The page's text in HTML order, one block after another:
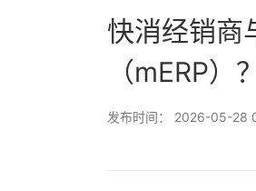
快消经销商
（mERP
发布时间： 2026-05-28